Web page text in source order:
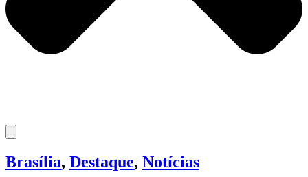
Brasília, Destaque, Notícias